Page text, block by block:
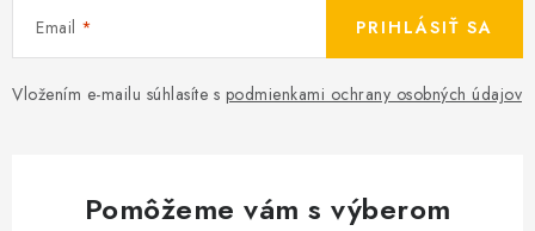
Email
Vložením e-mailu súhlasíte s podmienkami ochrany osobných údajov
PRIHLÁSIŤ SA
Pomôžeme vám s výberom